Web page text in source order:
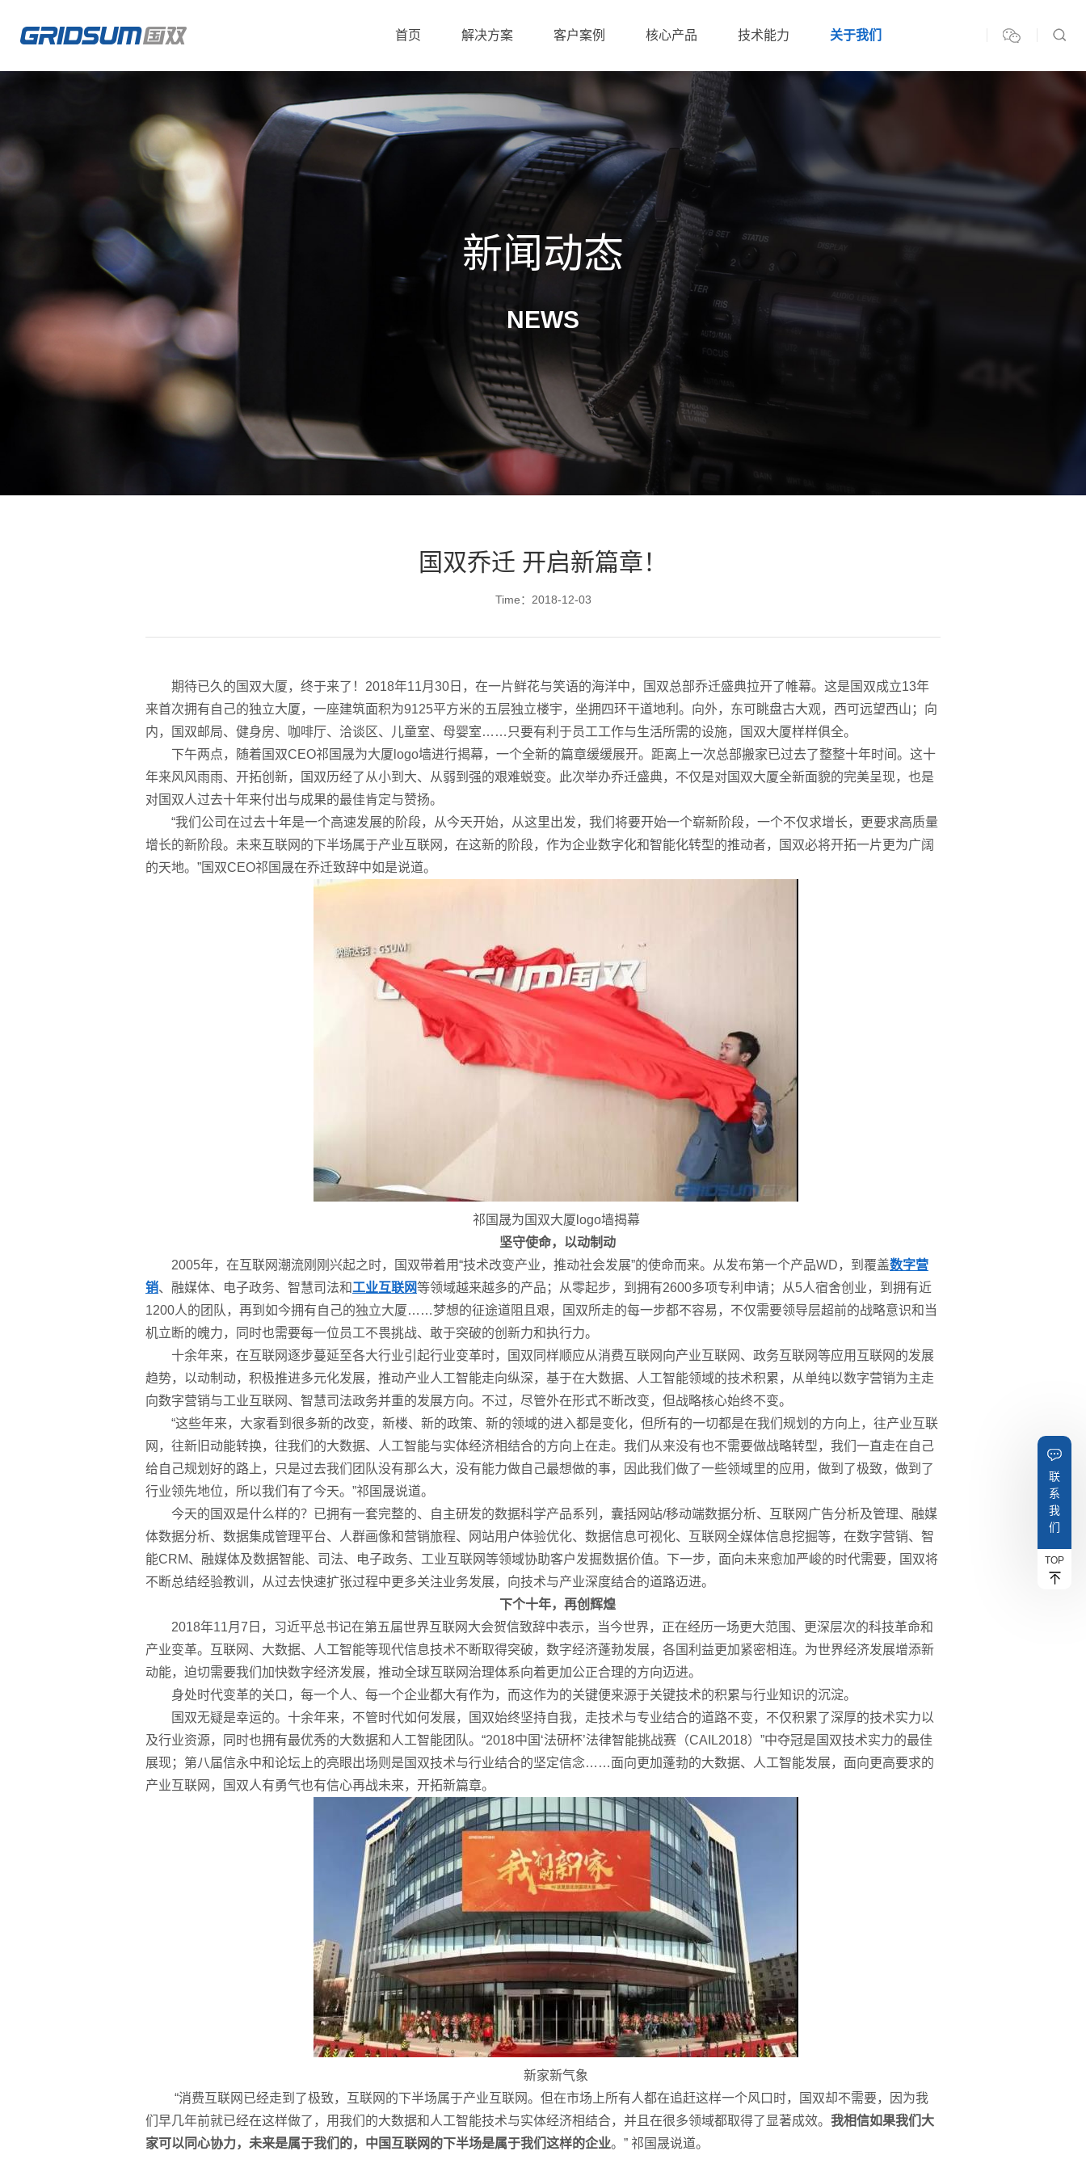
首页 解决方案 客户案例 核心产品 技术能力 关于我们
新闻动态
NEWS
国双乔迁 开启新篇章！
Time：2018-12-03
期待已久的国双大厦，终于来了！2018年11月30日，在一片鲜花与笑语的海洋中，国双总部乔迁盛典拉开了帷幕。这是国双成立13年
来首次拥有自己的独立大厦，一座建筑面积为9125平方米的五层独立楼宇，坐拥四环干道地利。向外，东可眺盘古大观，西可远望西山；向
内，国双邮局、健身房、咖啡厅、洽谈区、儿童室、母婴室……只要有利于员工工作与生活所需的设施，国双大厦样样俱全。
下午两点，随着国双CEO祁国晟为大厦logo墙进行揭幕，一个全新的篇章缓缓展开。距离上一次总部搬家已过去了整整十年时间。这十
年来风风雨雨、开拓创新，国双历经了从小到大、从弱到强的艰难蜕变。此次举办乔迁盛典，不仅是对国双大厦全新面貌的完美呈现，也是
对国双人过去十年来付出与成果的最佳肯定与赞扬。
“我们公司在过去十年是一个高速发展的阶段，从今天开始，从这里出发，我们将要开始一个崭新阶段，一个不仅求增长，更要求高质量
增长的新阶段。未来互联网的下半场属于产业互联网，在这新的阶段，作为企业数字化和智能化转型的推动者，国双必将开拓一片更为广阔
的天地。”国双CEO祁国晟在乔迁致辞中如是说道。
祁国晟为国双大厦logo墙揭幕
坚守使命，以动制动
2005年，在互联网潮流刚刚兴起之时，国双带着用“技术改变产业，推动社会发展”的使命而来。从发布第一个产品WD，到覆盖数字营
销、融媒体、电子政务、智慧司法和工业互联网等领域越来越多的产品；从零起步，到拥有2600多项专利申请；从5人宿舍创业，到拥有近
1200人的团队，再到如今拥有自己的独立大厦……梦想的征途道阻且艰，国双所走的每一步都不容易，不仅需要领导层超前的战略意识和当
机立断的魄力，同时也需要每一位员工不畏挑战、敢于突破的创新力和执行力。
十余年来，在互联网逐步蔓延至各大行业引起行业变革时，国双同样顺应从消费互联网向产业互联网、政务互联网等应用互联网的发展
趋势，以动制动，积极推进多元化发展，推动产业人工智能走向纵深，基于在大数据、人工智能领域的技术积累，从单纯以数字营销为主走
向数字营销与工业互联网、智慧司法政务并重的发展方向。不过，尽管外在形式不断改变，但战略核心始终不变。
“这些年来，大家看到很多新的改变，新楼、新的政策、新的领域的进入都是变化，但所有的一切都是在我们规划的方向上，往产业互联
网，往新旧动能转换，往我们的大数据、人工智能与实体经济相结合的方向上在走。我们从来没有也不需要做战略转型，我们一直走在自己
给自己规划好的路上，只是过去我们团队没有那么大，没有能力做自己最想做的事，因此我们做了一些领域里的应用，做到了极致，做到了
行业领先地位，所以我们有了今天。”祁国晟说道。
今天的国双是什么样的？已拥有一套完整的、自主研发的数据科学产品系列，囊括网站/移动端数据分析、互联网广告分析及管理、融媒
体数据分析、数据集成管理平台、人群画像和营销旅程、网站用户体验优化、数据信息可视化、互联网全媒体信息挖掘等，在数字营销、智
能CRM、融媒体及数据智能、司法、电子政务、工业互联网等领域协助客户发掘数据价值。下一步，面向未来愈加严峻的时代需要，国双将
不断总结经验教训，从过去快速扩张过程中更多关注业务发展，向技术与产业深度结合的道路迈进。
下个十年，再创辉煌
2018年11月7日，习近平总书记在第五届世界互联网大会贺信致辞中表示，当今世界，正在经历一场更大范围、更深层次的科技革命和
产业变革。互联网、大数据、人工智能等现代信息技术不断取得突破，数字经济蓬勃发展，各国利益更加紧密相连。为世界经济发展增添新
动能，迫切需要我们加快数字经济发展，推动全球互联网治理体系向着更加公正合理的方向迈进。
身处时代变革的关口，每一个人、每一个企业都大有作为，而这作为的关键便来源于关键技术的积累与行业知识的沉淀。
国双无疑是幸运的。十余年来，不管时代如何发展，国双始终坚持自我，走技术与专业结合的道路不变，不仅积累了深厚的技术实力以
及行业资源，同时也拥有最优秀的大数据和人工智能团队。“2018中国‘法研杯’法律智能挑战赛（CAIL2018）”中夺冠是国双技术实力的最佳
展现；第八届信永中和论坛上的亮眼出场则是国双技术与行业结合的坚定信念……面向更加蓬勃的大数据、人工智能发展，面向更高要求的
产业互联网，国双人有勇气也有信心再战未来，开拓新篇章。
新家新气象
“消费互联网已经走到了极致，互联网的下半场属于产业互联网。但在市场上所有人都在追赶这样一个风口时，国双却不需要，因为我
们早几年前就已经在这样做了，用我们的大数据和人工智能技术与实体经济相结合，并且在很多领域都取得了显著成效。 我相信如果我们大
家可以同心协力，未来是属于我们的，中国互联网的下半场是属于我们这样的企业。” 祁国晟说道。
联
系
我
们
TOP